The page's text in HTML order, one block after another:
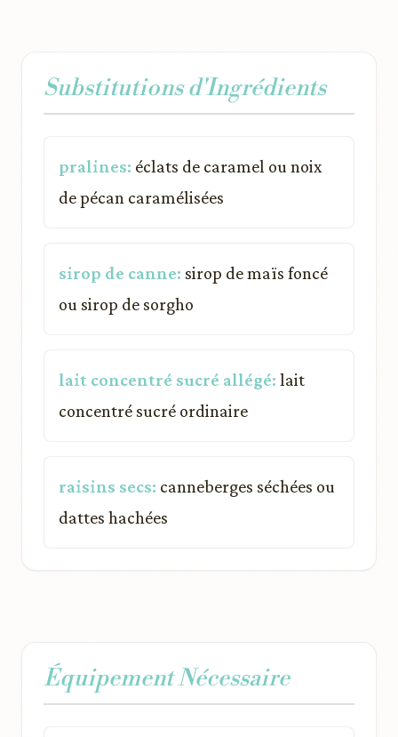
Substitutions d'Ingrédients
pralines: éclats de caramel ou noix
de pécan caramélisées
sirop de canne: sirop de maïs foncé
ou sirop de sorgho
lait concentré sucré allégé: lait
concentré sucré ordinaire
raisins secs: canneberges séchées ou
dattes hachées
Équipement Nécessaire